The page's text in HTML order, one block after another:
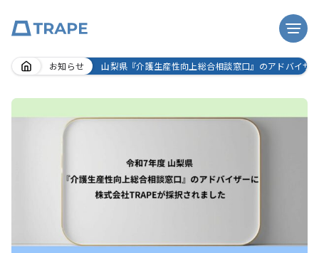
Skip
content
お知らせ 山梨県『介護生産性向上総合相談窓口』のアドバイ